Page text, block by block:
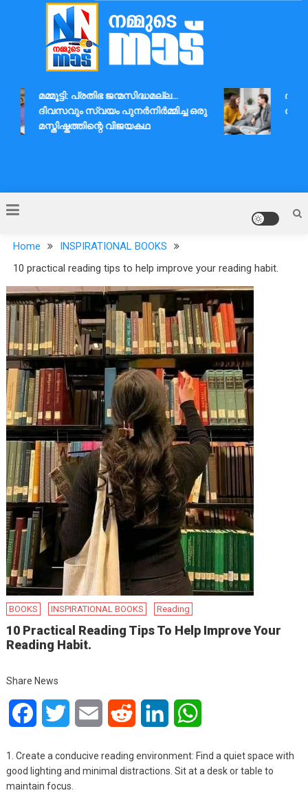
Nammude Naadu
മമ്മൂട്ടി: പ്രതിഭ ജന്മസിദ്ധമല്ല…
ദിവസവും സ്വയം പുനർനിർമ്മിച്ച ഒരു
മസ്തിഷ്കത്തിന്റെ വിജയകഥ
Home
INSPIRATIONAL BOOKS
10 practical reading tips to help improve your reading habit.
BOOKS INSPIRATIONAL BOOKS Reading
10 Practical Reading Tips To Help Improve Your
Reading Habit.
Share News
FacebookTwitter Email Reddit LinkedIn
1. Create a conducive reading environment: Find a quiet space with
good lighting and minimal distractions. Sit at a desk or table to
maintain focus.